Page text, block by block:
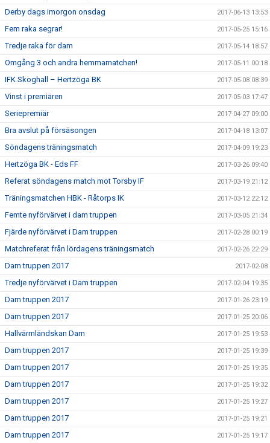
Derby dags imorgon onsdag 2017-06-13 13:53
Fem raka segrar! 2017-05-25 15:16
Tredje raka för dam 2017-05-14 18:57
Omgång 3 och andra hemmamatchen! 2017-05-11 00:18
IFK Skoghall – Hertzöga BK 2017-05-08 08:39
Vinst i premiären 2017-05-03 17:47
Seriepremiär 2017-04-27 09:00
Bra avslut på försäsongen 2017-04-18 13:07
Söndagens träningsmatch 2017-04-09 19:23
Hertzöga BK - Eds FF 2017-03-26 09:40
Referat söndagens match mot Torsby IF 2017-03-19 21:12
Träningsmatchen HBK - Råtorps IK 2017-03-12 22:12
Femte nyförvärvet i dam truppen 2017-03-05 21:34
Fjärde nyförvärvet i Dam truppen 2017-02-28 00:19
Matchreferat från lördagens träningsmatch 2017-02-26 22:29
Dam truppen 2017 2017-02-08
Tredje nyförvärvet i Dam truppen 2017-02-04 19:35
Dam truppen 2017 2017-01-26 23:19
Dam truppen 2017 2017-01-25 20:06
Hallvärmländskan Dam 2017-01-25 19:53
Dam truppen 2017 2017-01-25 19:39
Dam truppen 2017 2017-01-25 19:35
Dam truppen 2017 2017-01-25 19:32
Dam truppen 2017 2017-01-25 19:27
Dam truppen 2017 2017-01-25 19:21
Dam truppen 2017 2017-01-25 19:17